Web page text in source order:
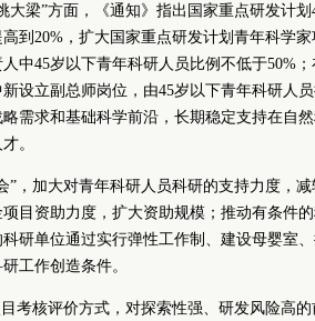
大梁”方面，《通知》指出国家重点研发计
到20%，扩大国家重点研发计划青年科学家
中45岁以下青年科研人员比例不低于50%；
设立副总师岗位，由45岁以下青年科研人
需求和基础科学前沿，长期稳定支持在自
。
”，加大对青年科研人员科研的支持力度，
目资助力度，扩大资助规模；推动有条件
研单位通过实行弹性工作制、建设母婴室
工作创造条件。
考核评价方式，对探索性强、研发风险高